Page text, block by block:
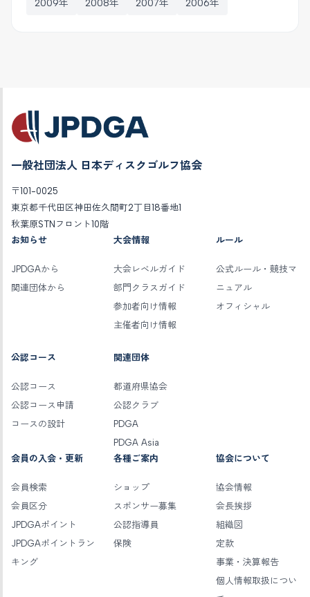
2009年 2008年 2007年 2006年
一般社団法人 日本ディスクゴルフ協会
〒101-0025
東京都千代田区神田佐久間町2丁目18番地1
秋葉原STNフロント10階
お知らせ
JPDGAから
関連団体から
大会情報
大会レベルガイド
部門クラスガイド
参加者向け情報
主催者向け情報
ルール
公式ルール・競技マ
ニュアル
オフィシャル
公認コース
公認コース
公認コース申請
コースの設計
関連団体
都道府県協会
公認クラブ
PDGA
PDGA Asia
会員の入会・更新
会員検索
会員区分
JPDGAポイント
JPDGAポイントラン
キング
各種ご案内
ショップ
スポンサー募集
公認指導員
保険
協会について
協会情報
会長挨拶
組織図
定款
事業・決算報告
個人情報取扱につい